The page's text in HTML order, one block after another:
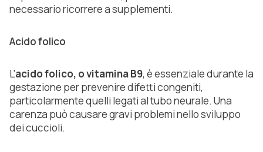
necessario ricorrere a supplementi.
Acido folico
L'acido folico, o vitamina B9, è essenziale durante la
gestazione per prevenire difetti congeniti,
particolarmente quelli legati al tubo neurale. Una
carenza può causare gravi problemi nello sviluppo
dei cuccioli.